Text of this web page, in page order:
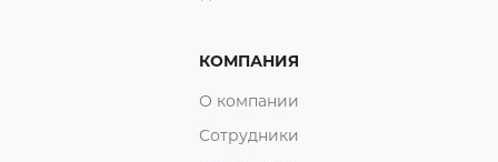
КОМПАНИЯ
О компании
Сотрудники